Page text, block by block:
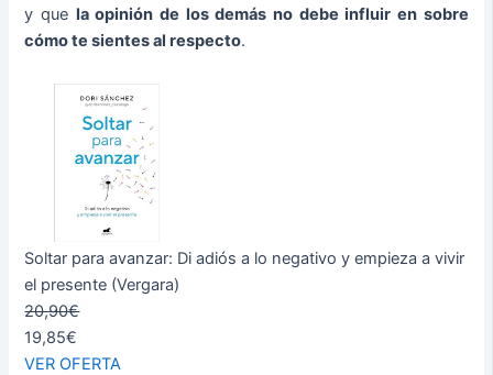
y que la opinión de los demás no debe influir en sobre
cómo te sientes al respecto.
Soltar para avanzar: Di adiós a lo negativo y empieza a vivir
el presente (Vergara)
20,90€
19,85€
VER OFERTA